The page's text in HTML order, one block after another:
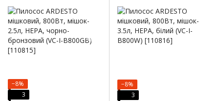
−8%
3
−8%
3